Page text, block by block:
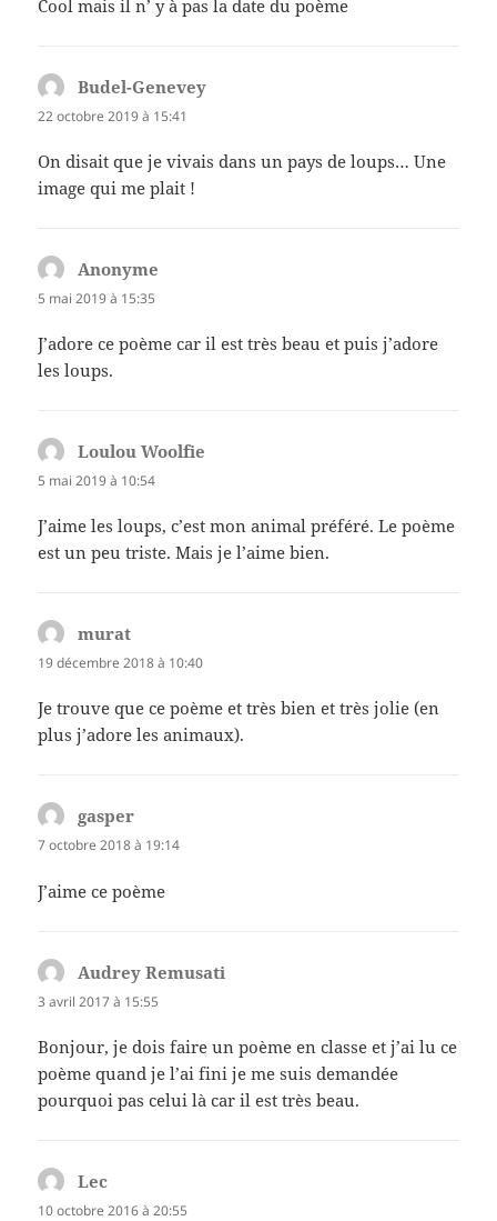
Cool mais il n’ y à pas la date du poème
Budel-Genevey
22 octobre 2019 à 15:41
On disait que je vivais dans un pays de loups… Une
image qui me plait !
Anonyme
5 mai 2019 à 15:35
J’adore ce poème car il est très beau et puis j’adore
les loups.
Loulou Woolfie
5 mai 2019 à 10:54
J’aime les loups, c’est mon animal préféré. Le poème
est un peu triste. Mais je l’aime bien.
murat
19 décembre 2018 à 10:40
Je trouve que ce poème et très bien et très jolie (en
plus j’adore les animaux).
gasper
7 octobre 2018 à 19:14
J’aime ce poème
Audrey Remusati
3 avril 2017 à 15:55
Bonjour, je dois faire un poème en classe et j’ai lu ce
poème quand je l’ai fini je me suis demandée
pourquoi pas celui là car il est très beau.
Lec
10 octobre 2016 à 20:55